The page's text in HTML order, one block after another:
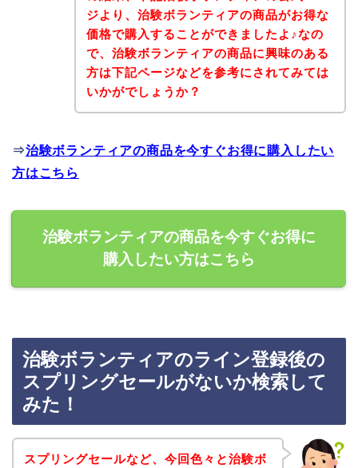
ジより、治験ボランティアの商品がお得な
価格で購入することができましたよ♪なの
で、治験ボランティアの商品に興味のある
方は下記ページなどを参考にされてみては
いかがでしょうか？
⇒治験ボランティアの商品を今すぐお得に購入したい
方はこちら
治験ボランティアの商品を今すぐお得に
購入したい方はこちら
治験ボランティアのライン登録後の
スプリングセールがないか検索して
みた！
スプリングセールなど、今回色々と治験ボ